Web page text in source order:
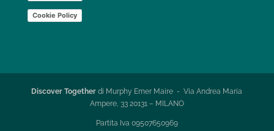
Cookie Policy
Discover Together di Murphy Emer Maire - Via Andrea Maria
Ampere, 33 20131 – MILANO
Partita Iva 09507650969